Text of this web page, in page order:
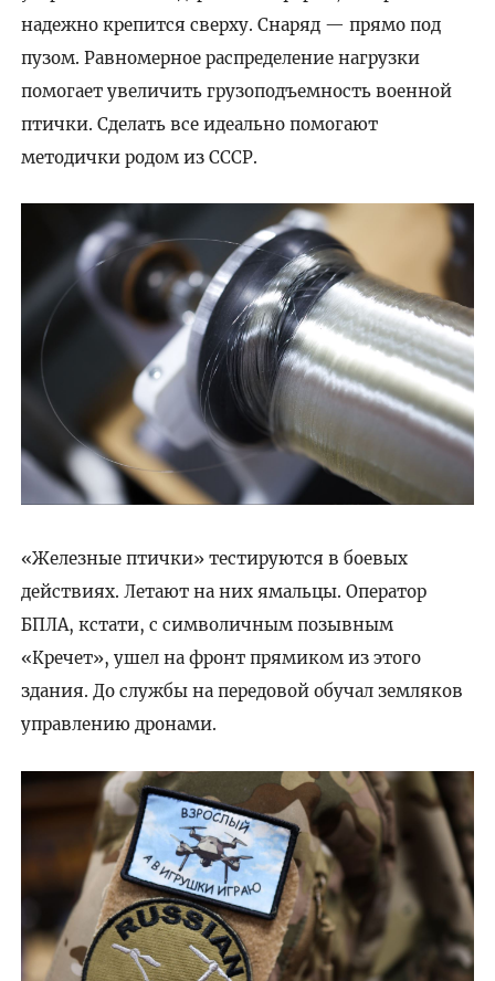
надежно крепится сверху. Снаряд — прямо под
пузом. Равномерное распределение нагрузки
помогает увеличить грузоподъемность военной
птички. Сделать все идеально помогают
методички родом из СССР.
«Железные птички» тестируются в боевых
действиях. Летают на них ямальцы. Оператор
БПЛА, кстати, с символичным позывным
«Кречет», ушел на фронт прямиком из этого
здания. До службы на передовой обучал земляков
управлению дронами.